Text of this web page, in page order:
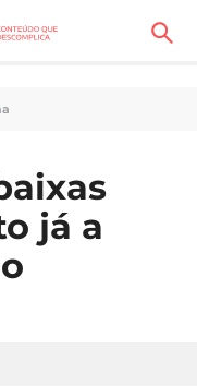
já a